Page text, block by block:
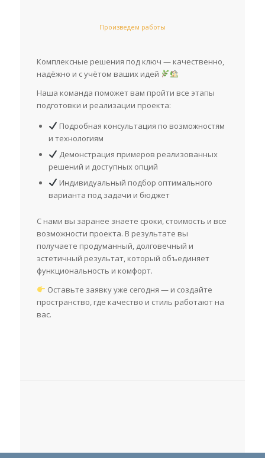
Произведем работы
Комплексные решения под ключ — качественно,
надёжно и с учётом ваших идей
Наша команда поможет вам пройти все этапы
подготовки и реализации проекта:
Подробная консультация по возможностям
и технологиям
Демонстрация примеров реализованных
решений и доступных опций
Индивидуальный подбор оптимального
варианта под задачи и бюджет
С нами вы заранее знаете сроки, стоимость и все
возможности проекта. В результате вы
получаете продуманный, долговечный и
эстетичный результат, который объединяет
функциональность и комфорт.
Оставьте заявку уже сегодня — и создайте
пространство, где качество и стиль работают на
вас.